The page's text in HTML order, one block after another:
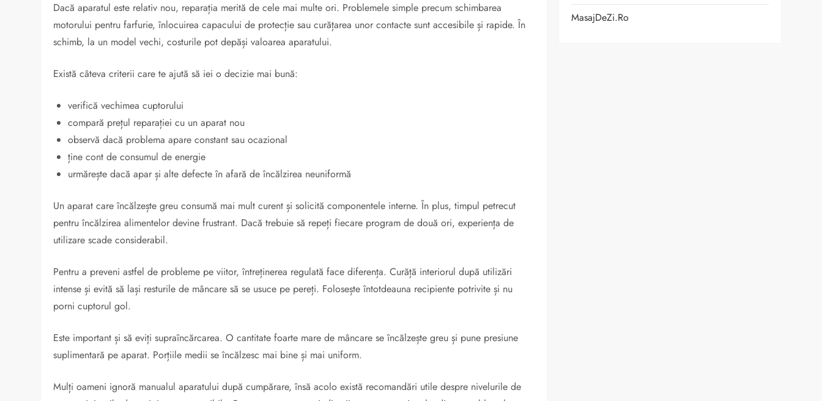
Dacă aparatul este relativ nou, reparația merită de cele mai multe ori. Problemele simple precum schimbarea
motorului pentru farfurie, înlocuirea capacului de protecție sau curățarea unor contacte sunt accesibile și rapide. În
schimb, la un model vechi, costurile pot depăși valoarea aparatului.
Există câteva criterii care te ajută să iei o decizie mai bună:
verifică vechimea cuptorului
compară prețul reparației cu un aparat nou
observă dacă problema apare constant sau ocazional
ține cont de consumul de energie
urmărește dacă apar și alte defecte în afară de încălzirea neuniformă
Un aparat care încălzește greu consumă mai mult curent și solicită componentele interne. În plus, timpul petrecut
pentru încălzirea alimentelor devine frustrant. Dacă trebuie să repeți fiecare program de două ori, experiența de
utilizare scade considerabil.
Pentru a preveni astfel de probleme pe viitor, întreținerea regulată face diferența. Curăță interiorul după utilizări
intense și evită să lași resturile de mâncare să se usuce pe pereți. Folosește întotdeauna recipiente potrivite și nu
porni cuptorul gol.
Este important și să eviți supraîncărcarea. O cantitate foarte mare de mâncare se încălzește greu și pune presiune
suplimentară pe aparat. Porțiile medii se încălzesc mai bine și mai uniform.
Mulți oameni ignoră manualul aparatului după cumpărare, însă acolo există recomandări utile despre nivelurile de
MasajDeZi.ro